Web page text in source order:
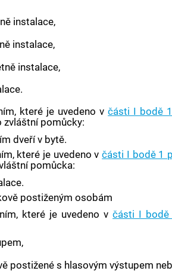
instalace,
instalace,
instalace,
které je uvedeno včásti I bodě
zvláštní pomůcky:
dveří v bytě.
které je uvedeno včásti I bodě 1
pomůcka:
postiženým osobám
které je uvedeno včásti I bodě
postižené s hlasovým výstupem